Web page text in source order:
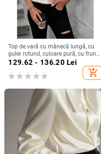
Top de vară cu mânecă lungă, cu
guler rotund, culoare pură, cu frunze
de lotus, pentru femei, stil simplu,
Amazon, export transfrontalier
european și american, 2025
129.62 - 136.20 Lei
add_shopping_cart